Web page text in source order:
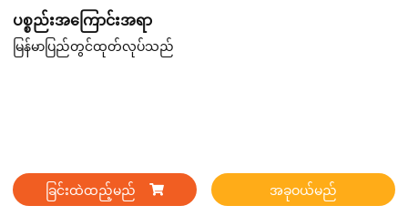
ပစ္စည်းအကြောင်းအရာ
မြန်မာပြည်တွင်ထုတ်လုပ်သည်
ခြင်းထဲထည့်မည် အခုဝယ်မည်